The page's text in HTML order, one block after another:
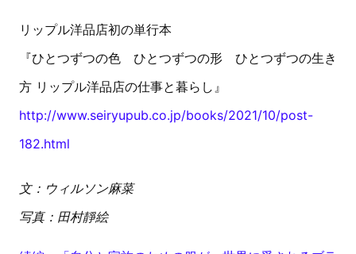
リップル洋品店初の単行本
『ひとつずつの色 ひとつずつの形 ひとつずつの生き
方 リップル洋品店の仕事と暮らし』
http://www.seiryupub.co.jp/books/2021/10/post-
182.html
文：ウィルソン麻菜
写真：田村靜絵